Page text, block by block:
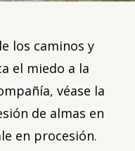
los caminos y
el miedo a la
véase la
de almas en
en procesión.